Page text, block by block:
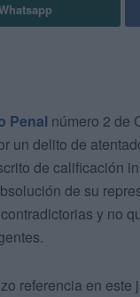
Penal número 2 de
un delito de
de calificación
de su
y no
referencia en este